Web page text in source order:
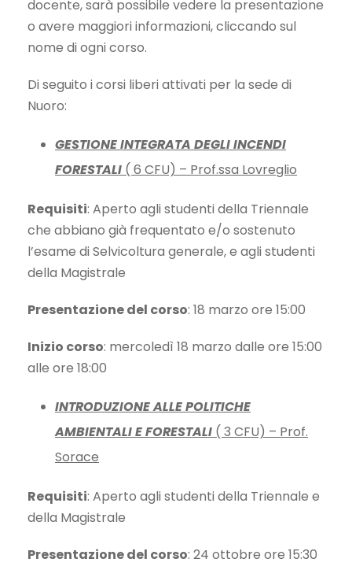
docente, sarà possibile vedere la presentazione
o avere maggiori informazioni, cliccando sul
nome di ogni corso.
Di seguito i corsi liberi attivati per la sede di
Nuoro:
GESTIONE INTEGRATA DEGLI INCENDI
FORESTALI ( 6 CFU) – Prof.ssa Lovreglio
Requisiti: Aperto agli studenti della Triennale
che abbiano già frequentato e/o sostenuto
l’esame di Selvicoltura generale, e agli studenti
della Magistrale
Presentazione del corso: 18 marzo ore 15:00
Inizio corso: mercoledì 18 marzo dalle ore 15:00
alle ore 18:00
INTRODUZIONE ALLE POLITICHE
AMBIENTALI E FORESTALI ( 3 CFU) – Prof.
Sorace
Requisiti: Aperto agli studenti della Triennale e
della Magistrale
Presentazione del corso: 24 ottobre ore 15:30